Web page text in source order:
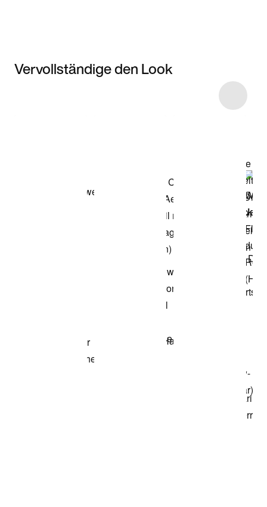
Vervollständige den Look